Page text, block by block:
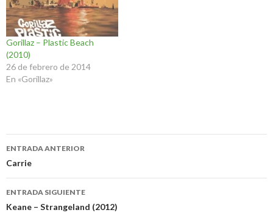
Gorillaz – Plastic Beach
(2010)
26 de febrero de 2014
En «Gorillaz»
Navegación
de
entradas
ENTRADA ANTERIOR
Carrie
ENTRADA SIGUIENTE
Keane – Strangeland (2012)